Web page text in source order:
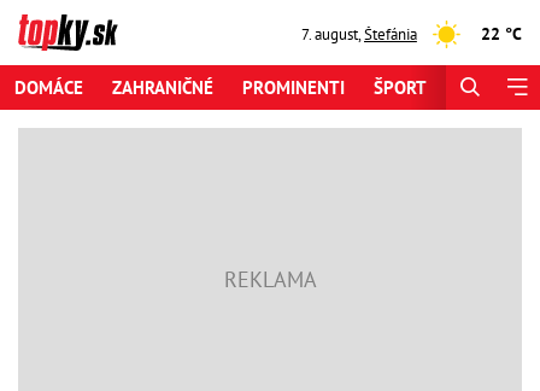
7. august,Štefánia 22 °C
DOMÁCE ZAHRANIČNÉ PROMINENTI ŠPORT